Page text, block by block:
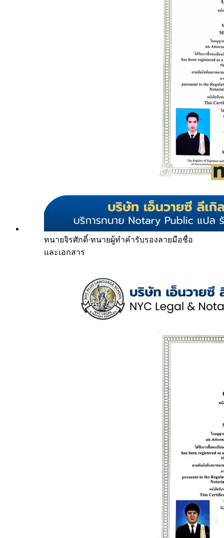
ทนายจิรศักดิ์·ทนายผู้ทำคำรับรองลายมือชื่อ
และเอกสาร